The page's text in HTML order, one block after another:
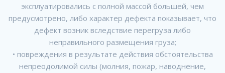
эксплуатировались с полной массой большей, чем
предусмотрено, либо характер дефекта показывает, что
дефект возник вследствие перегруза либо
неправильного размещения груза;
• повреждения в результате действия обстоятельства
непреодолимой силы (молния, пожар, наводнение,